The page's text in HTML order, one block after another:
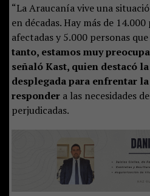
“La Araucanía vive una
en décadas. Hay más de
afectadas y 5.000 personas
tanto, estamos muy
señaló Kast, quien destacó
desplegada para enfrentar
respondera las necesidades
perjudicadas.